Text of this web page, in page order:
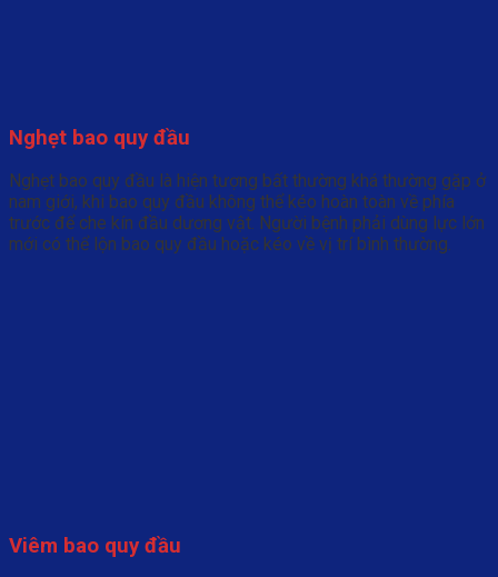
Nghẹt bao quy đầu
Nghẹt bao quy đầu là hiện tượng bất thường khá thường gặp ở
nam giới, khi bao quy đầu không thể kéo hoàn toàn về phía
trước để che kín đầu dương vật. Người bệnh phải dùng lực lớn
mới có thể lộn bao quy đầu hoặc kéo về vị trí bình thường.
Viêm bao quy đầu